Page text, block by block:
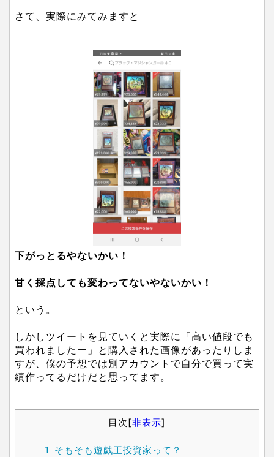
さて、実際にみてみますと
下がっとるやないかい！
甘く採点しても変わってないやないかい！
という。
しかしツイートを見ていくと実際に「高い値段でも
買われましたー」と購入された画像があったりしま
すが、僕の予想では別アカウントで自分で買って実
績作ってるだけだと思ってます。
目次[非表示]
1
そもそも遊戯王投資家って？